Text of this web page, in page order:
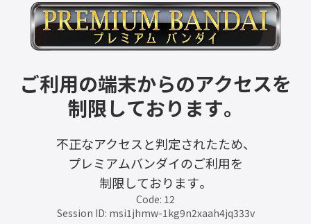
ご利用の端末からのアクセスを
制限しております。
不正なアクセスと判定されたため、
プレミアムバンダイのご利用を
制限しております。
Code: 12
Session ID: msi1jhmw-1kg9n2xaah4jq333v